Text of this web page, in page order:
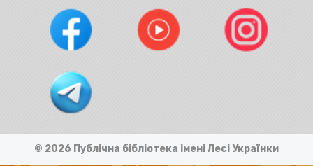
© 2026 Публічна бібліотека імені Лесі Українки